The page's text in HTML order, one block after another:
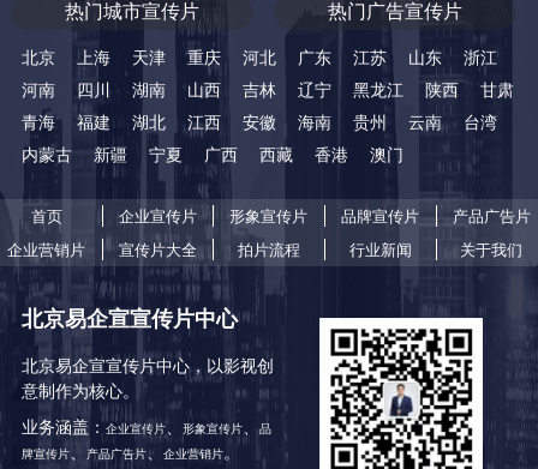
热门城市宣传片 热门广告宣传片
北京 上海 天津 重庆 河北 广东 江苏 山东
浙江
河南
四川 湖南 山西 吉林 辽宁 黑龙江 陕西
甘肃
青海
福建 湖北 江西 安徽 海南 贵州 云南
台湾
内蒙古
新疆 宁夏 广西 西藏 香港 澳门
首页 企业宣传片 形象宣传片 品牌宣传片
产品广告片
企业营销片
宣传片大全 拍片流程 行业新闻 关于我们
北京易企宣宣传片中心
北京易企宣宣传片中心，以影视创
意制作为核心。
业务涵盖：企业宣传片、 形象宣传片、
品
牌宣传片、 产品广告片、 企业营销片。